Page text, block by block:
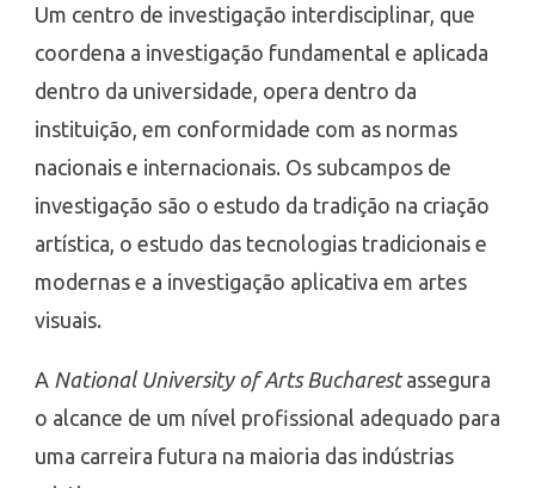
Um centro de investigação interdisciplinar, que
coordena a investigação fundamental e aplicada
dentro da universidade, opera dentro da
instituição, em conformidade com as normas
nacionais e internacionais. Os subcampos de
investigação são o estudo da tradição na criação
artística, o estudo das tecnologias tradicionais e
modernas e a investigação aplicativa em artes
visuais.
A National University of Arts Bucharestassegura
o alcance de um nível profissional adequado para
uma carreira futura na maioria das indústrias